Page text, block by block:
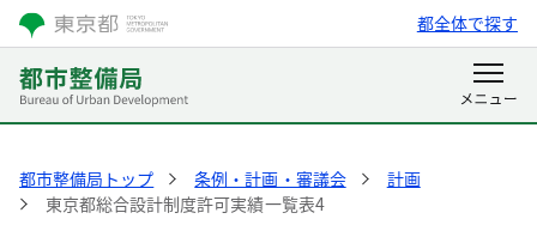
都全体で探す
都市整備局トップ 条例・計画・審議会
計画
東京都総合設計制度許可実績一覧表4